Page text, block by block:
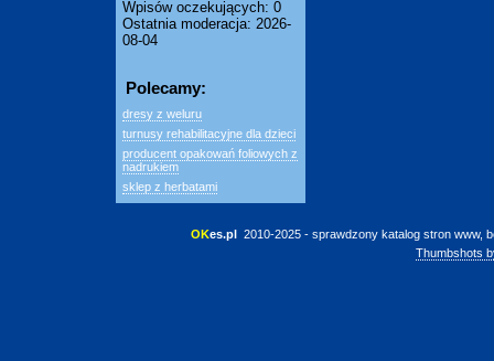
Wpisów oczekujących: 0
Ostatnia moderacja: 2026-
08-04
Polecamy:
dresy z weluru
turnusy rehabilitacyjne dla dzieci
producent opakowań foliowych z
nadrukiem
sklep z herbatami
OKes.pl 2010-2025 - sprawdzony katalog stron www,
Thumbshots